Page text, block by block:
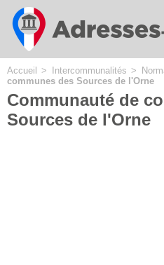
Accueil > Intercommunalités >
communes des Sources de l'Orne
Communauté de
Sources de l'Orne
Cookies management panel